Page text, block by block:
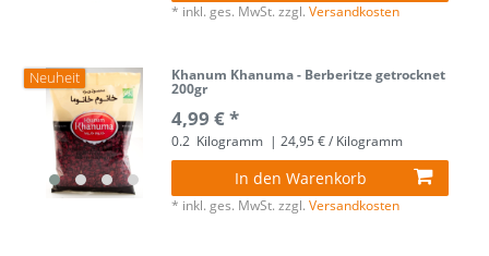
* inkl. ges. MwSt. zzgl.Versandkosten
Neuheit Khanum Khanuma - Berberitze getrocknet
200gr
4,99 € *
0.2 Kilogramm | 24,95 € / Kilogramm
In den Warenkorb
* inkl. ges. MwSt. zzgl.Versandkosten